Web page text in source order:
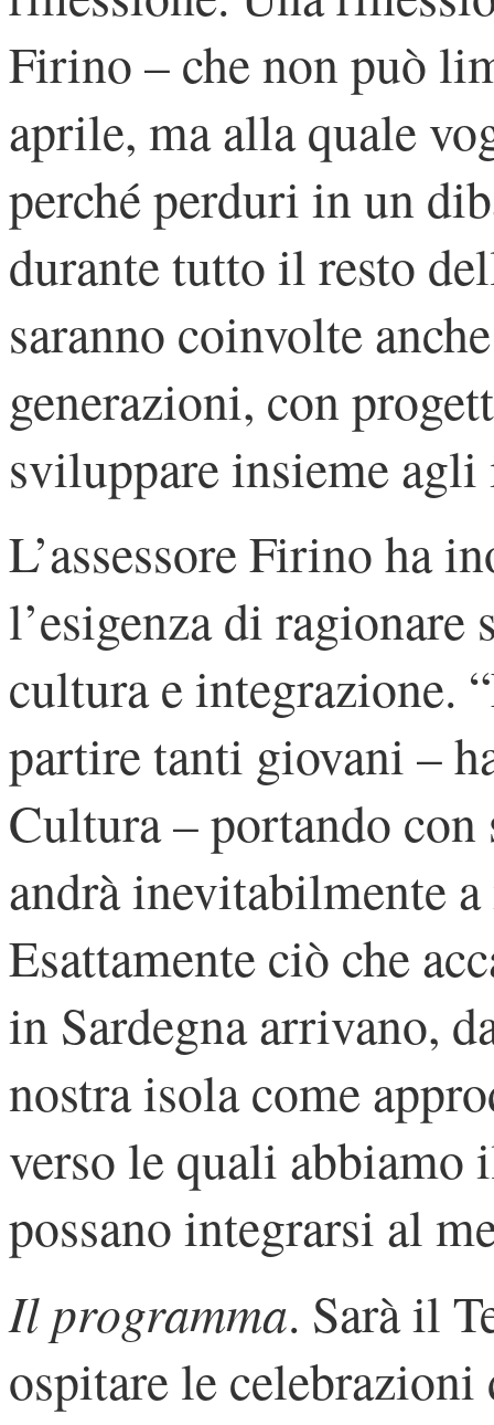
Firino – che non può
aprile, ma alla quale
perché perduri in un
durante tutto il resto
saranno coinvolte
generazioni, con
sviluppare insieme agli
L’assessore Firino ha
l’esigenza di
cultura e integrazione.
partire tanti giovani –
Cultura – portando
andrà inevitabilmente
Esattamente ciò che
in Sardegna arrivano,
nostra isola come
verso le quali abbiamo
possano integrarsi al
Il programma. Sarà il
ospitare le celebrazioni